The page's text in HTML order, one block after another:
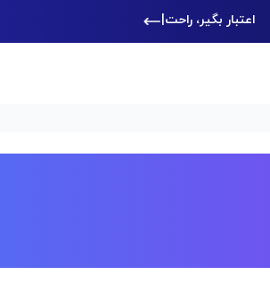
اعتبار بگیر، راحت‌تر خرید